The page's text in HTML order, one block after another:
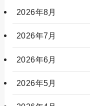
2026年8月
2026年7月
2026年6月
2026年5月